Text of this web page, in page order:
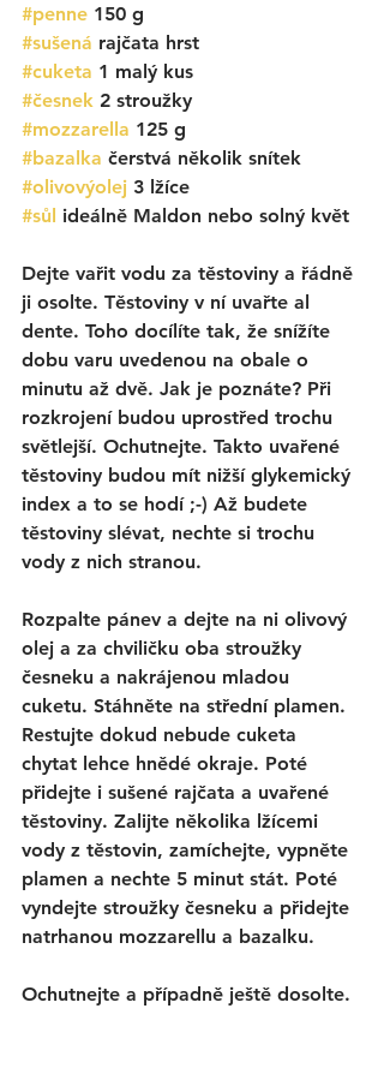
#penne 150 g
#sušená rajčata hrst
#cuketa 1 malý kus
#česnek 2 stroužky
#mozzarella 125 g
#bazalka čerstvá několik snítek
#olivovýolej 3 lžíce
#sůl ideálně Maldon nebo solný květ
Dejte vařit vodu za těstoviny a řádně
ji osolte. Těstoviny v ní uvařte al
dente. Toho docílíte tak, že snížíte
dobu varu uvedenou na obale o
minutu až dvě. Jak je poznáte? Při
rozkrojení budou uprostřed trochu
světlejší. Ochutnejte. Takto uvařené
těstoviny budou mít nižší glykemický
index a to se hodí ;-) Až budete
těstoviny slévat, nechte si trochu
vody z nich stranou.
Rozpalte pánev a dejte na ni olivový
olej a za chviličku oba stroužky
česneku a nakrájenou mladou
cuketu. Stáhněte na střední plamen.
Restujte dokud nebude cuketa
chytat lehce hnědé okraje. Poté
přidejte i sušené rajčata a uvařené
těstoviny. Zalijte několika lžícemi
vody z těstovin, zamíchejte, vypněte
plamen a nechte 5 minut stát. Poté
vyndejte stroužky česneku a přidejte
natrhanou mozzarellu a bazalku.
Ochutnejte a případně ještě dosolte.